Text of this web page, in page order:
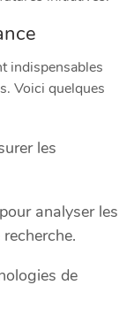
indispensables
Voici quelques
les
analyser les
de